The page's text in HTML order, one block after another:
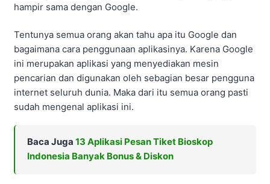
hampir sama dengan Google.
Tentunya semua orang akan tahu apa itu Google dan
bagaimana cara penggunaan aplikasinya. Karena Google
ini merupakan aplikasi yang menyediakan mesin
pencarian dan digunakan oleh sebagian besar pengguna
internet seluruh dunia. Maka dari itu semua orang pasti
sudah mengenal aplikasi ini.
Baca Juga 13 Aplikasi Pesan Tiket Bioskop
Indonesia Banyak Bonus & Diskon